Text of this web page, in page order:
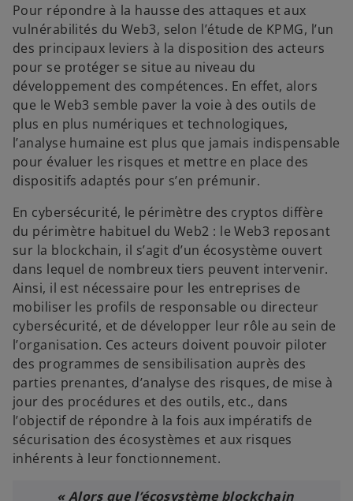
Pour répondre à la hausse des attaques et aux
vulnérabilités du Web3, selon l’étude de KPMG, l’un
des principaux leviers à la disposition des acteurs
pour se protéger se situe au niveau du
développement des compétences. En effet, alors
que le Web3 semble paver la voie à des outils de
plus en plus numériques et technologiques,
l’analyse humaine est plus que jamais indispensable
pour évaluer les risques et mettre en place des
dispositifs adaptés pour s’en prémunir.
En cybersécurité, le périmètre des cryptos diffère
du périmètre habituel du Web2 : le Web3 reposant
sur la blockchain, il s’agit d’un écosystème ouvert
dans lequel de nombreux tiers peuvent intervenir.
Ainsi, il est nécessaire pour les entreprises de
mobiliser les profils de responsable ou directeur
cybersécurité, et de développer leur rôle au sein de
l’organisation. Ces acteurs doivent pouvoir piloter
des programmes de sensibilisation auprès des
parties prenantes, d’analyse des risques, de mise à
jour des procédures et des outils, etc., dans
l’objectif de répondre à la fois aux impératifs de
sécurisation des écosystèmes et aux risques
inhérents à leur fonctionnement.
« Alors que l’écosystème blockchain